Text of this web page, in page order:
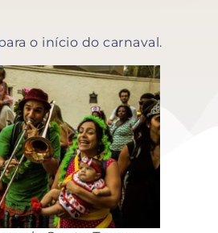
o início do carnaval.